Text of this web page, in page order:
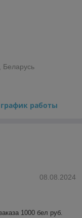
работы
08.08.2024
1000 бел руб.